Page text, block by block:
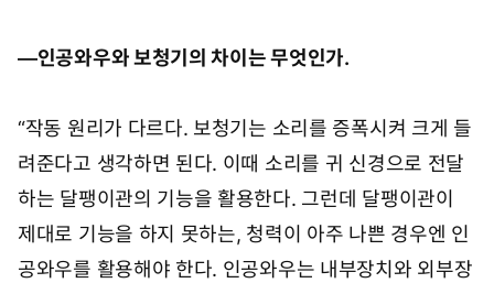
―인공와우와 보청기의 차이는 무엇인가.
“작동 원리가 다르다. 보청기는 소리를 증폭시켜 크게 들
려준다고 생각하면 된다. 이때 소리를 귀 신경으로 전달
하는 달팽이관의 기능을 활용한다. 그런데 달팽이관이
제대로 기능을 하지 못하는, 청력이 아주 나쁜 경우엔 인
공와우를 활용해야 한다. 인공와우는 내부장치와 외부장